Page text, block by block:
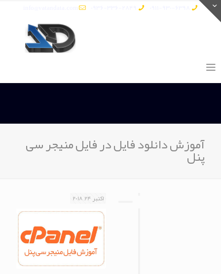
آموزش دانلود فایل در فایل منیجر سی
پنل
اکتبر 24, 2018